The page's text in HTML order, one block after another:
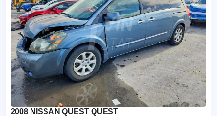
2008 NISSAN QUEST QUEST